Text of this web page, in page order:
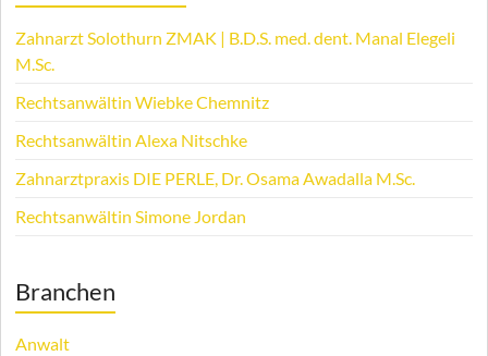
Zahnarzt Solothurn ZMAK | B.D.S. med. dent. Manal Elegeli
M.Sc.
Rechtsanwältin Wiebke Chemnitz
Rechtsanwältin Alexa Nitschke
Zahnarztpraxis DIE PERLE, Dr. Osama Awadalla M.Sc.
Rechtsanwältin Simone Jordan
Branchen
Anwalt